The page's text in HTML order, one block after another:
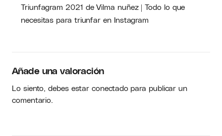
Triunfagram 2021 de Vilma nuñez | Todo lo que
necesitas para triunfar en Instagram
Añade una valoración
Lo siento, debes estarconectadopara publicar un
comentario.